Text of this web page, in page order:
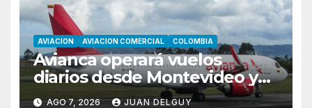
AVIACION AVIACION COMERCIAL COLOMBIA
Avianca operará vuelos
diarios desde Montevideo y
Asunción hacia Bogotá
AGO 7, 2026 JUAN DELGUY